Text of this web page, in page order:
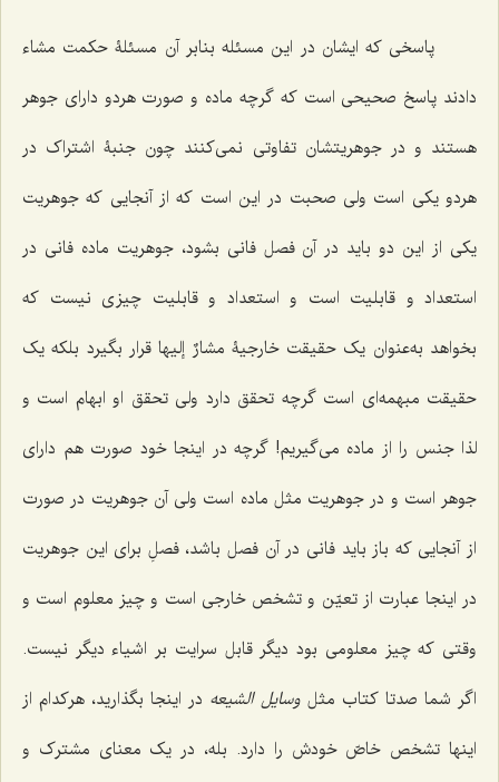
پاسخى که ایشان در این مسئله بنابر آن مسئلۀ حکمت مشاء
دادند پاسخ صحیحى است که گرچه ماده و صورت هردو داراى جوهر
هستند و در جوهریتشان تفاوتى نمى‌کنند چون جنبۀ اشتراک در
هردو یکى است ولى صحبت در این است که از آنجایى که جوهریت
یکى از این دو باید در آن فصل فانى بشود، جوهریت ماده فانى در
استعداد و قابلیت است و استعداد و قابلیت چیزى نیست که
بخواهد به‌عنوان یک حقیقت خارجیۀ مشارٌ إلیهاقرار بگیرد بلکه یک
حقیقت مبهمه‌اى است گرچه تحقق دارد ولى تحقق او ابهام است و
لذا جنس را از ماده مى‌گیریم! گرچه در اینجا خود صورت هم داراى
جوهر است و در جوهریت مثل ماده است ولى آن جوهریت در صورت
از آنجایى که باز باید فانى در آن فصل باشد، فصلِ براى این جوهریت
در اینجا عبارت از تعیّن و تشخص خارجى است و چیز معلوم است و
وقتى که چیز معلومى بود دیگر قابل سرایت بر اشیاء دیگر نیست.
اگر شما صدتا کتاب مثل وسایل الشیعه در اینجا بگذارید، هرکدام از
اینها تشخص خاصّ خودش را دارد. بله، در یک معناى مشترک و